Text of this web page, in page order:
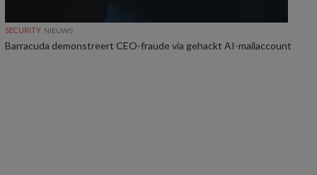
SECURITY NIEUWS
Barracuda demonstreert CEO-fraude via gehackt AI-mailaccount